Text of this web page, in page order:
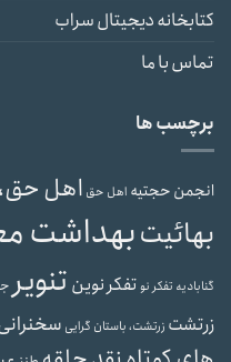
کتابخانه دیجیتال سراب
تماس با ما
برچسب ها
انجمن حجتیه اهل حق اهل
بهائیتبهداشت
گنابادیه تفکر نوتفکر نوین تنویر
زرتشت زرتشت، باستان گرایی